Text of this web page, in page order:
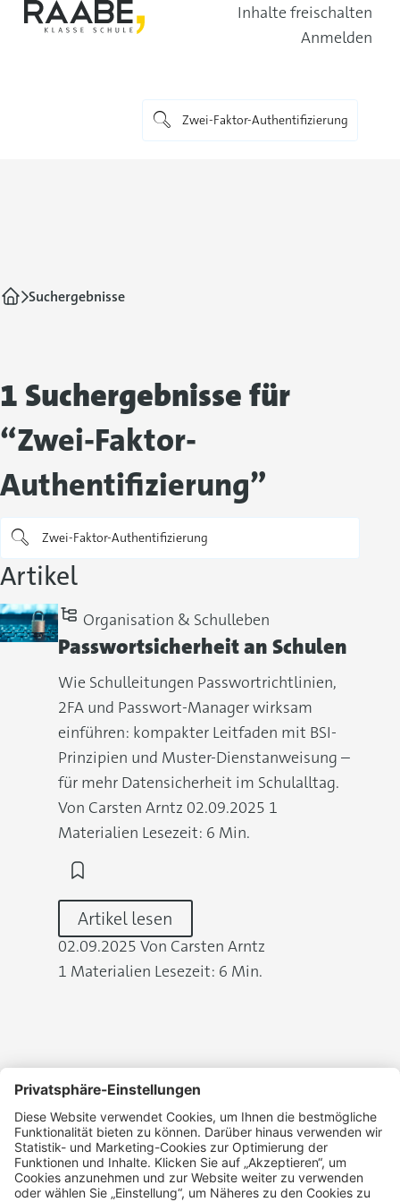
Inhalte freischalten
Anmelden
Suchergebnisse
1 Suchergebnisse für
“Zwei-Faktor-
Authentifizierung”
Artikel
Organisation & Schulleben
Passwortsicherheit an Schulen
Wie Schulleitungen Passwortrichtlinien,
2FA und Passwort-Manager wirksam
einführen: kompakter Leitfaden mit BSI-
Prinzipien und Muster-Dienstanweisung –
für mehr Datensicherheit im Schulalltag.
Von Carsten Arntz 02.09.2025 1
Materialien Lesezeit: 6 Min.
Artikel lesen
02.09.2025 Von Carsten Arntz
1 Materialien Lesezeit: 6 Min.
Datenschutz
Widerrufsbelehrung
Kontakt